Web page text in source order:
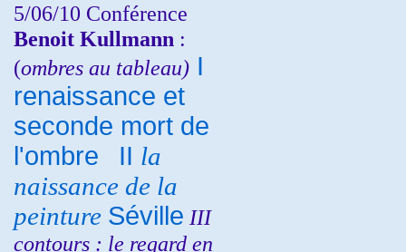
5/06/10 Conférence
Benoit Kullmann :
(ombres au tableau) I
renaissance et
seconde mort de
l'ombre
II la
naissance de la
peinture Séville III
contours : le regard en